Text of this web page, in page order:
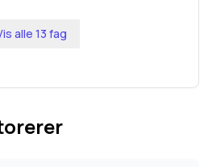
alle 13 fag